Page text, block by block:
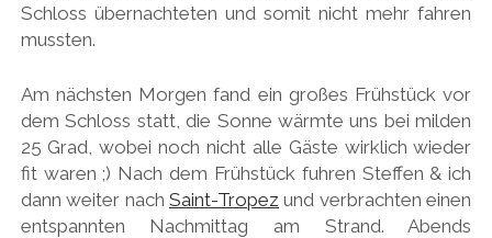
Schloss übernachteten und somit nicht mehr fahren
mussten.
Am nächsten Morgen fand ein großes Frühstück vor
dem Schloss statt, die Sonne wärmte uns bei milden
25 Grad, wobei noch nicht alle Gäste wirklich wieder
fit waren ;) Nach dem Frühstück fuhren Steffen & ich
dann weiter nach Saint-Tropez und verbrachten einen
entspannten Nachmittag am Strand. Abends